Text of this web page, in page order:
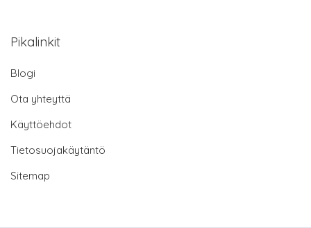
Pikalinkit
Blogi
Ota yhteyttä
Käyttöehdot
Tietosuojakäytäntö
Sitemap